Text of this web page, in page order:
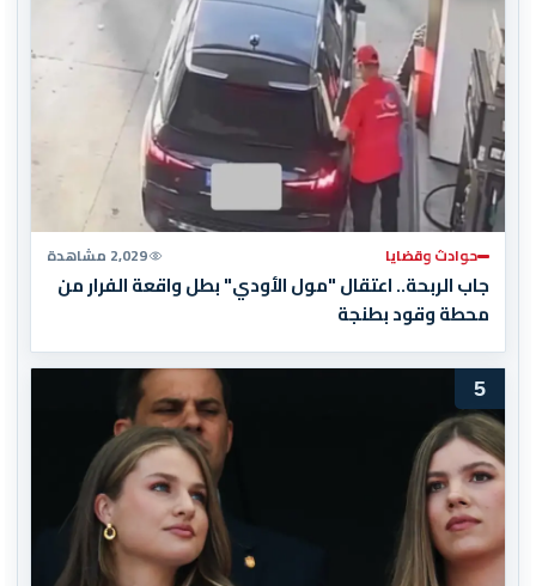
حوادث وقضايا 2,029 مشاهدة
جاب الربحة.. اعتقال "مول الأودي" بطل واقعة الفرار من
محطة وقود بطنجة
5